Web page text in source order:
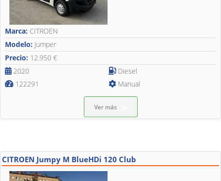
Marca: CITROEN
Modelo: Jumper
Precio: 12.950 €
2020
122291
Diesel
Manual
Ver más
CITROEN Jumpy M BlueHDi 120 Club